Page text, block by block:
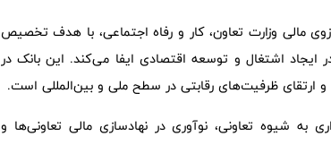
مالی وزارت تعاون، کار و رفاه اجتماعی، با هدف تخصیص
ایجاد اشتغال و توسعه اقتصادی ایفا می‌کند. این بانک در
ارتقای ظرفیت‌های رقابتی در سطح ملی و بین‌المللی است.
به شیوه تعاونی، نوآوری در نهادسازی مالی تعاونی‌ها و